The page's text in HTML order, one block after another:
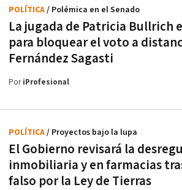
La jugada de Patricia Bullrich
para bloquear el voto a
Fernández Sagasti
POLÍTICA/ Polémica en el Senado
PoriProfesional
El Gobierno revisará la
inmobiliaria y en farmacias
falso por la Ley de Tierras
POLÍTICA/ Proyectos bajo la lupa